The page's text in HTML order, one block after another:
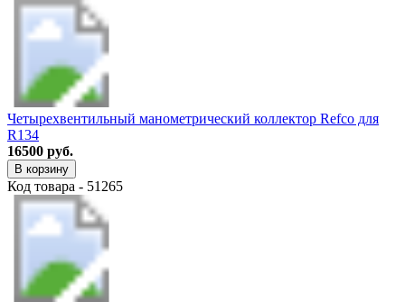
Четырехвентильный манометрический коллектор Refco для
R134
16500 руб.
В корзину
Код товара - 51265